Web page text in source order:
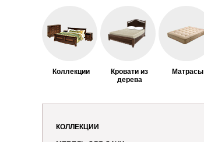
Коллекции
Кровати из
дерева
Матрасы
КОЛЛЕКЦИИ